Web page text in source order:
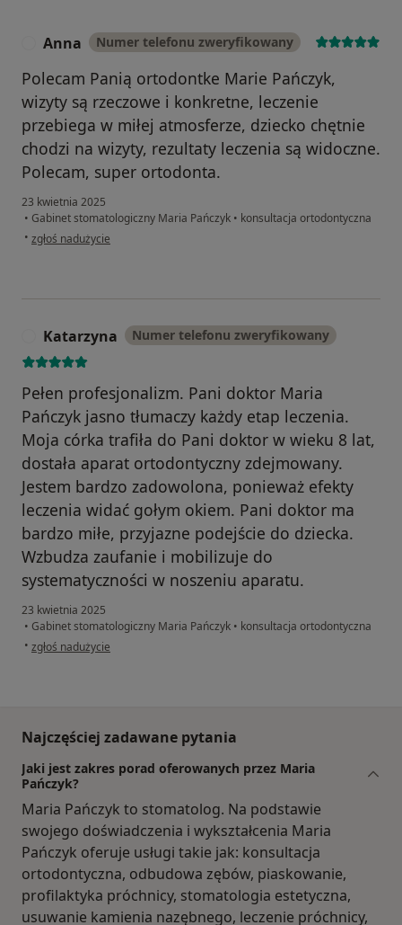
Anna Numer telefonu zweryfikowany
Polecam Panią ortodontke Marie Pańczyk,
wizyty są rzeczowe i konkretne, leczenie
przebiega w miłej atmosferze, dziecko chętnie
chodzi na wizyty, rezultaty leczenia są widoczne.
Polecam, super ortodonta.
23 kwietnia 2025
• Gabinet stomatologiczny Maria Pańczyk • konsultacja ortodontyczna
• w opinii użytkownika Anna
zgłoś nadużycie
Katarzyna Numer telefonu zweryfikowany
Pełen profesjonalizm. Pani doktor Maria
Pańczyk jasno tłumaczy każdy etap leczenia.
Moja córka trafiła do Pani doktor w wieku 8 lat,
dostała aparat ortodontyczny zdejmowany.
Jestem bardzo zadowolona, ponieważ efekty
leczenia widać gołym okiem. Pani doktor ma
bardzo miłe, przyjazne podejście do dziecka.
Wzbudza zaufanie i mobilizuje do
systematyczności w noszeniu aparatu.
23 kwietnia 2025
• Gabinet stomatologiczny Maria Pańczyk • konsultacja ortodontyczna
• w opinii użytkownika Katarzyna
zgłoś nadużycie
Najczęściej zadawane pytania
Jaki jest zakres porad oferowanych przez Maria
Pańczyk?
Maria Pańczyk to stomatolog. Na podstawie
swojego doświadczenia i wykształcenia Maria
Pańczyk oferuje usługi takie jak: konsultacja
ortodontyczna, odbudowa zębów, piaskowanie,
profilaktyka próchnicy, stomatologia estetyczna,
usuwanie kamienia nazębnego, leczenie próchnicy,